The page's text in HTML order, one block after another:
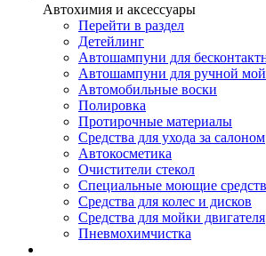
Автохимия и аксессуары
Перейти в раздел
Детейлинг
Автошампуни для
Автошампуни для ручной
Автомобильные воски
Полировка
Протирочные материалы
Средства для ухода за салоном
Автокосметика
Очистители стекол
Специальные моющие
Средства для колес и дисков
Средства для мойки двигателя
Пневмохимчистка